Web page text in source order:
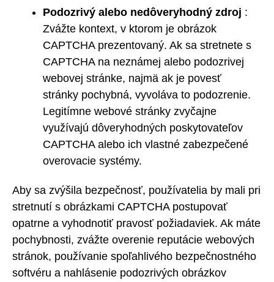
Podozrivý alebo nedôveryhodný zdroj :
Zvážte kontext, v ktorom je obrázok
CAPTCHA prezentovaný. Ak sa stretnete s
CAPTCHA na neznámej alebo podozrivej
webovej stránke, najmä ak je povesť
stránky pochybná, vyvoláva to podozrenie.
Legitímne webové stránky zvyčajne
využívajú dôveryhodných poskytovateľov
CAPTCHA alebo ich vlastné zabezpečené
overovacie systémy.
Aby sa zvýšila bezpečnosť, používatelia by mali pri
stretnutí s obrázkami CAPTCHA postupovať
opatrne a vyhodnotiť pravosť požiadaviek. Ak máte
pochybnosti, zvážte overenie reputácie webových
stránok, používanie spoľahlivého bezpečnostného
softvéru a nahlásenie podozrivých obrázkov